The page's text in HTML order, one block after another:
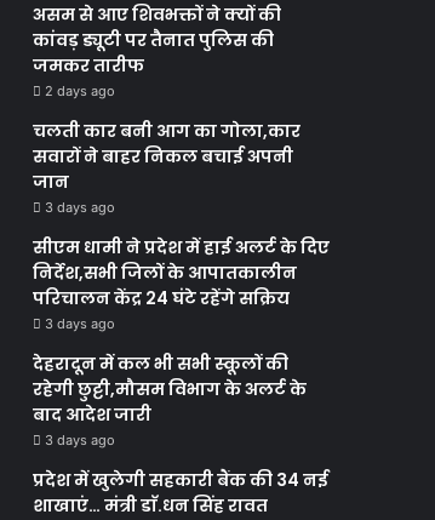
असम से आए शिवभक्तों ने क्यों की
कांवड़ ड्यूटी पर तैनात पुलिस की
जमकर तारीफ
2 days ago
चलती कार बनी आग का गोला,कार
सवारों ने बाहर निकल बचाई अपनी
जान
3 days ago
सीएम धामी ने प्रदेश में हाई अलर्ट के दिए
निर्देश,सभी जिलों के आपातकालीन
परिचालन केंद्र 24 घंटे रहेंगे सक्रिय
3 days ago
देहरादून में कल भी सभी स्कूलों की
रहेगी छुट्टी,मौसम विभाग के अलर्ट के
बाद आदेश जारी
3 days ago
प्रदेश में खुलेगी सहकारी बैंक की 34 नई
शाखाएं… मंत्री डाॅ.धन सिंह रावत